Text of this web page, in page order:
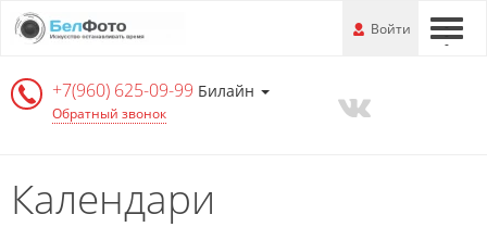
Перейти
к
информации
---
Войти
+7(960) 625-09-99 Билайн
Обратный звонок
Календари